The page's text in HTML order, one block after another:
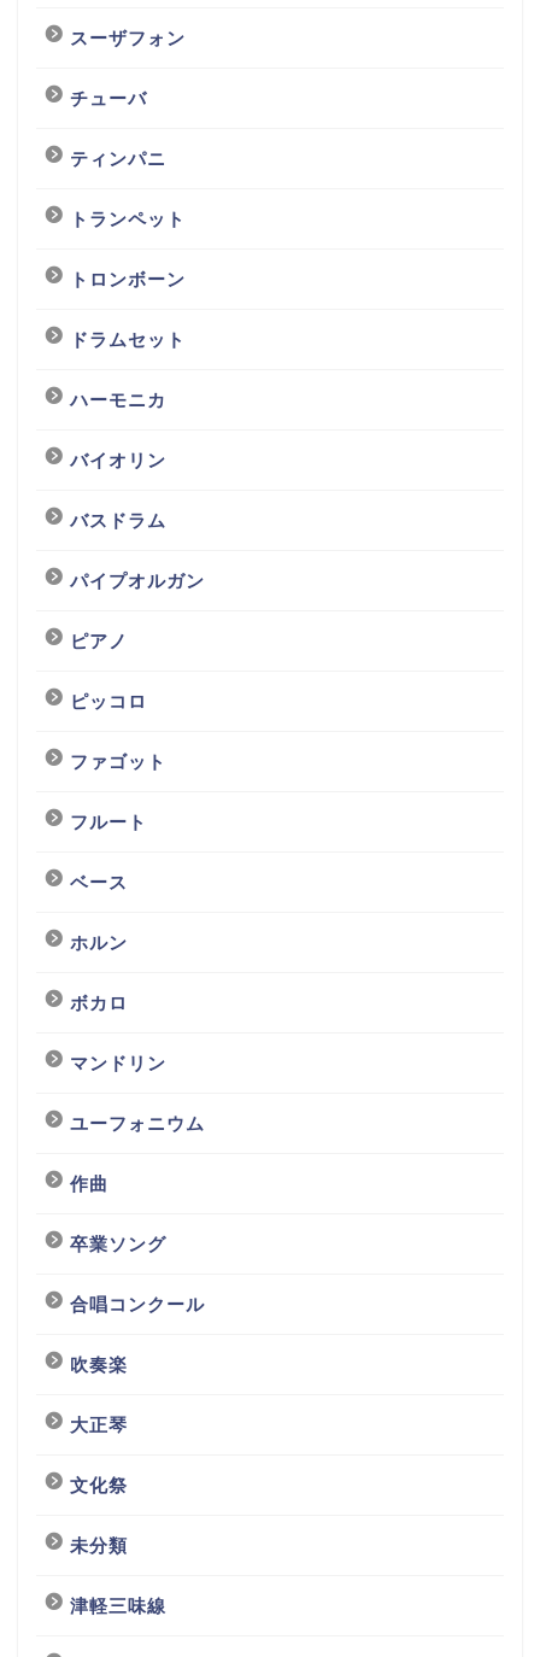
スーザフォン
チューバ
ティンパニ
トランペット
トロンボーン
ドラムセット
ハーモニカ
バイオリン
バスドラム
パイプオルガン
ピアノ
ピッコロ
ファゴット
フルート
ベース
ホルン
ボカロ
マンドリン
ユーフォニウム
作曲
卒業ソング
合唱コンクール
吹奏楽
大正琴
文化祭
未分類
津軽三味線